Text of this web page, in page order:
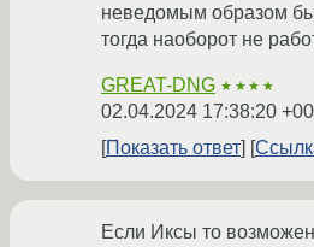
неведомым образом
тогда наоборот не
GREAT-DNG ★★★★
02.04.2024 17:38:20
Показать ответ
Если Иксы то